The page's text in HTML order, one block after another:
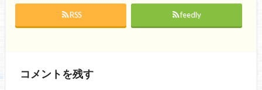
RSS feedly
コメントを残す